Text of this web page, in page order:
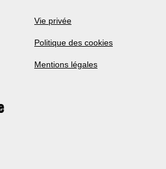
Vie privée
Politique des cookies
Mentions légales